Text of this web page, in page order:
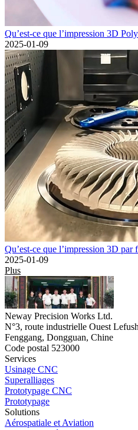
Qu’est-ce que l’impression 3D
2025-01-09
Qu’est-ce que l’impression 3D
2025-01-09
Plus
Neway Precision Works Ltd.
N°3, route industrielle Ouest
Fenggang, Dongguan, Chine
Code postal 523000
Services
Usinage CNC
Superalliages
Prototypage CNC
Prototypage
Solutions
Aérospatiale et Aviation